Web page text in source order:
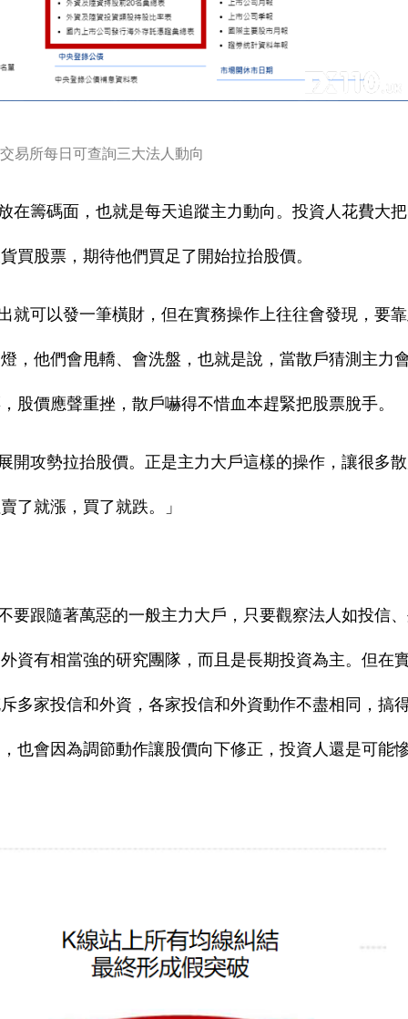
易所每日可查詢三大法人動向
在籌碼面，也就是每天追蹤主力動向。投資人花費大
買股票，期待他們買足了開始拉抬股價。
就可以發一筆橫財，但在實務操作上往往會發現，要
，他們會甩轎、會洗盤，也就是說，當散戶猜測主力
股價應聲重挫，散戶嚇得不惜血本趕緊把股票脫手。
開攻勢拉抬股價。正是主力大戶這樣的操作，讓很多
了就漲，買了就跌。」
要跟隨著萬惡的一般主力大戶，只要觀察法人如投信
資有相當強的研究團隊，而且是長期投資為主。但在
多家投信和外資，各家投信和外資動作不盡相同，搞
也會因為調節動作讓股價向下修正，投資人還是可能